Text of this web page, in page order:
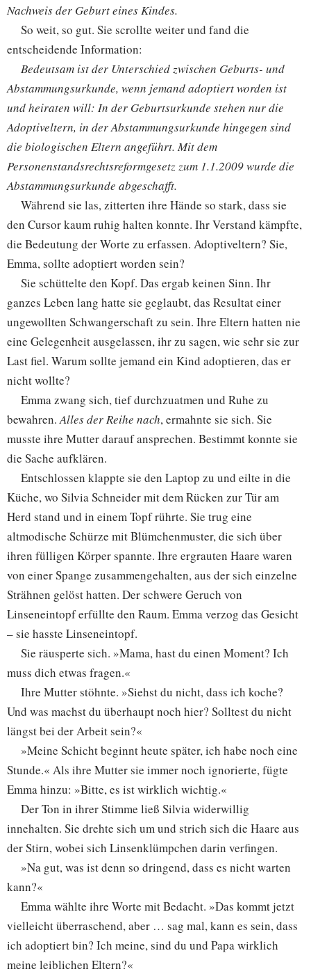
Nachweis der Geburt eines Kindes.
So weit, so gut. Sie scrollte weiter und fand die
entscheidende Information:
Bedeutsam ist der Unterschied zwischen Geburts- und
Abstammungsurkunde, wenn jemand adoptiert worden ist
und heiraten will: In der Geburtsurkunde stehen nur die
Adoptiveltern, in der Abstammungsurkunde hingegen sind
die biologischen Eltern angeführt. Mit dem
Personenstandsrechtsreformgesetz zum 1.1.2009 wurde die
Abstammungsurkunde abgeschafft.
Während sie las, zitterten ihre Hände so stark, dass sie
den Cursor kaum ruhig halten konnte. Ihr Verstand kämpfte,
die Bedeutung der Worte zu erfassen. Adoptiveltern? Sie,
Emma, sollte adoptiert worden sein?
Sie schüttelte den Kopf. Das ergab keinen Sinn. Ihr
ganzes Leben lang hatte sie geglaubt, das Resultat einer
ungewollten Schwangerschaft zu sein. Ihre Eltern hatten nie
eine Gelegenheit ausgelassen, ihr zu sagen, wie sehr sie zur
Last fiel. Warum sollte jemand ein Kind adoptieren, das er
nicht wollte?
Emma zwang sich, tief durchzuatmen und Ruhe zu
bewahren. Alles der Reihe nach, ermahnte sie sich. Sie
musste ihre Mutter darauf ansprechen. Bestimmt konnte sie
die Sache aufklären.
Entschlossen klappte sie den Laptop zu und eilte in die
Küche, wo Silvia Schneider mit dem Rücken zur Tür am
Herd stand und in einem Topf rührte. Sie trug eine
altmodische Schürze mit Blümchenmuster, die sich über
ihren fülligen Körper spannte. Ihre ergrauten Haare waren
von einer Spange zusammengehalten, aus der sich einzelne
Strähnen gelöst hatten. Der schwere Geruch von
Linseneintopf erfüllte den Raum. Emma verzog das Gesicht
– sie hasste Linseneintopf.
Sie räusperte sich. »Mama, hast du einen Moment? Ich
muss dich etwas fragen.«
Ihre Mutter stöhnte. »Siehst du nicht, dass ich koche?
Und was machst du überhaupt noch hier? Solltest du nicht
längst bei der Arbeit sein?«
»Meine Schicht beginnt heute später, ich habe noch eine
Stunde.« Als ihre Mutter sie immer noch ignorierte, fügte
Emma hinzu: »Bitte, es ist wirklich wichtig.«
Der Ton in ihrer Stimme ließ Silvia widerwillig
innehalten. Sie drehte sich um und strich sich die Haare aus
der Stirn, wobei sich Linsenklümpchen darin verfingen.
»Na gut, was ist denn so dringend, dass es nicht warten
kann?«
Emma wählte ihre Worte mit Bedacht. »Das kommt jetzt
vielleicht überraschend, aber … sag mal, kann es sein, dass
ich adoptiert bin? Ich meine, sind du und Papa wirklich
meine leiblichen Eltern?«